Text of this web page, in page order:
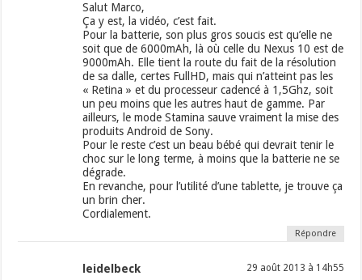
Salut Marco,
Ça y est, la vidéo, c’est fait.
Pour la batterie, son plus gros soucis est qu’elle ne
soit que de 6000mAh, là où celle du Nexus 10 est de
9000mAh. Elle tient la route du fait de la résolution
de sa dalle, certes FullHD, mais qui n’atteint pas les
« Retina » et du processeur cadencé à 1,5Ghz, soit
un peu moins que les autres haut de gamme. Par
ailleurs, le mode Stamina sauve vraiment la mise des
produits Android de Sony.
Pour le reste c’est un beau bébé qui devrait tenir le
choc sur le long terme, à moins que la batterie ne se
dégrade.
En revanche, pour l’utilité d’une tablette, je trouve ça
un brin cher.
Cordialement.
Répondre
leidelbeck 29 août 2013 à 14h55